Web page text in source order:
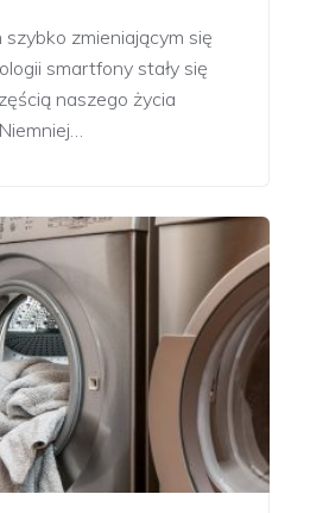
zmieniającym się
smartfony stały się
naszego życia